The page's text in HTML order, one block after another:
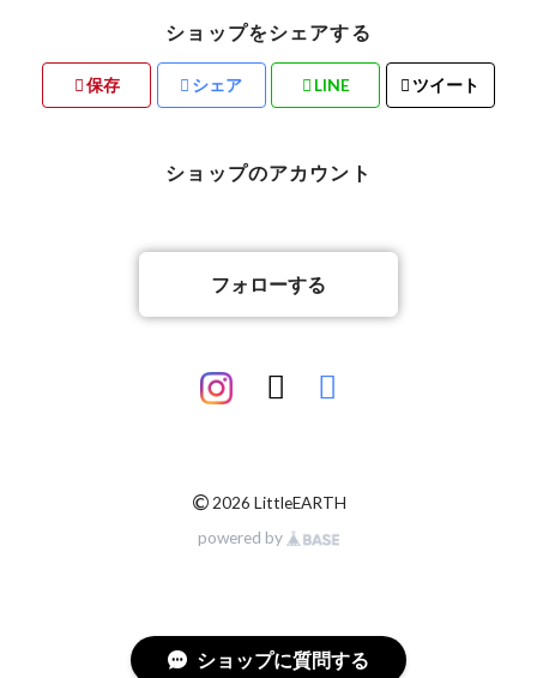
ショップをシェアする
保存 シェア LINE ツイート
ショップのアカウント
フォローする
©2026 LittleEARTH
powered by
ショップに質問する